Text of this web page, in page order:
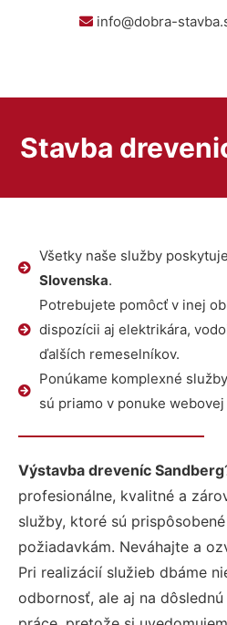
info@dobra-
Stavba
Všetky naše služby
Slovenska.
Potrebujete pomôcť v inej
dispozícii aj elektrikára,
ďalších remeselníkov.
Ponúkame komplexné
sú priamo v ponuke webovej
Výstavba dreveníc Sandberg
profesionálne, kvalitné a
služby, ktoré sú
požiadavkám. Neváhajte a
Pri realizácií služieb dbáme
odbornosť, ale aj na